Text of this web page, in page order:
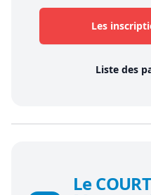
Les
Liste des
Le